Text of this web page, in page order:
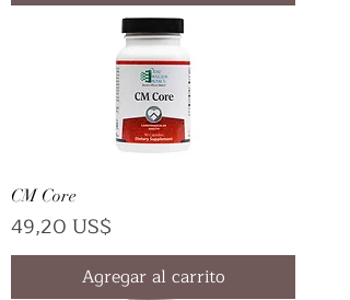
CM Core
Precio
49,20 US$
Agregar al carrito